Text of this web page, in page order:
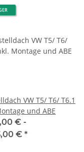
VW T5/ T6/ T6.1
und ABE
€ -
€ *